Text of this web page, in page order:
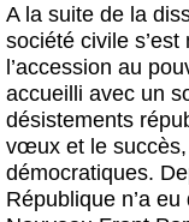
A la suite de la
société civile
l’accession au
accueilli avec un
désistements
vœux et le
démocratiques.
République n’a